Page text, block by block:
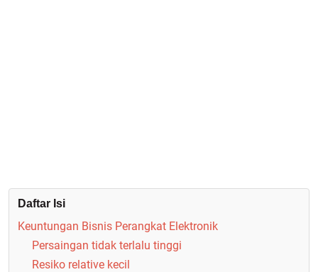
Daftar Isi
Keuntungan Bisnis Perangkat Elektronik
Persaingan tidak terlalu tinggi
Resiko relative kecil